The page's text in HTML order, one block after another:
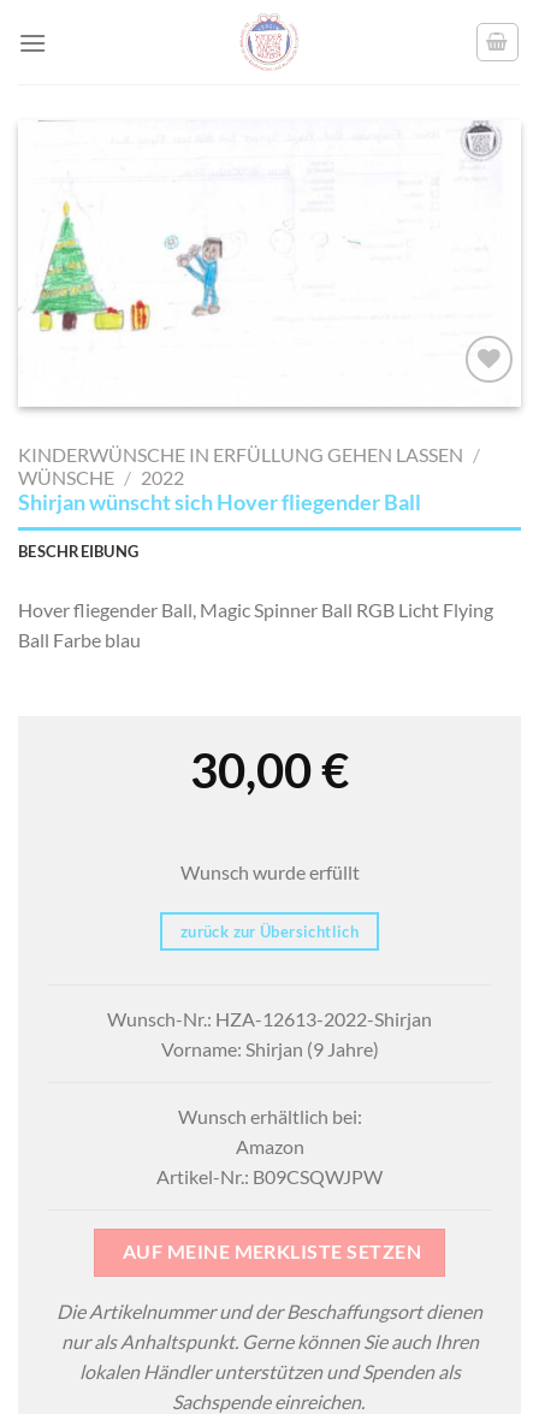
AUF MEINE
SETZEN
KINDERWÜNSCHE IN ERFÜLLUNG GEHEN LASSEN /
WÜNSCHE / 2022
Shirjan wünscht sich Hover fliegender Ball
BESCHREIBUNG
Hover fliegender Ball, Magic Spinner Ball RGB Licht Flying
Ball Farbe blau
30,00€
Wunsch wurde erfüllt
zurück zur Übersichtlich
Wunsch-Nr.: HZA-12613-2022-Shirjan
Vorname: Shirjan (9 Jahre)
Wunsch erhältlich bei:
Amazon
Artikel-Nr.: B09CSQWJPW
AUF MEINE MERKLISTE SETZEN
Die Artikelnummer und der Beschaffungsort dienen
nur als Anhaltspunkt. Gerne können Sie auch Ihren
lokalen Händler unterstützen und Spenden als
Sachspende einreichen.